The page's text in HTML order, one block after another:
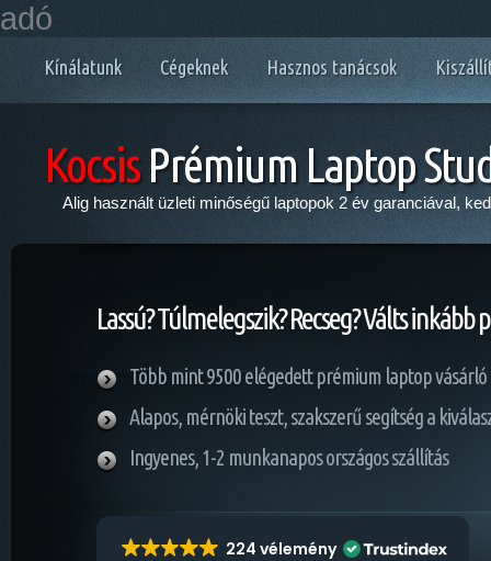
adó
Kínálatunk Cégeknek Hasznos tanácsok
KocsisPrémium Laptop
Alig használt üzleti minőségű laptopok 2 év garanciával,
Lassú? Túlmelegszik? Recseg? Válts inkább
Több mint 9500 elégedett prémium laptop vásárló
Alapos, mérnöki teszt, szakszerű segítség a
Ingyenes, 1-2 munkanapos országos szállítás
224 vélemény